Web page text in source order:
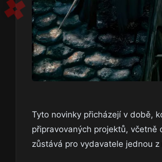
Tyto novinky přicházejí v době,
připravovaných projektů, včetně
zůstává pro vydavatele jednou